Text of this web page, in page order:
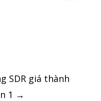
SDR giá thành
1 →